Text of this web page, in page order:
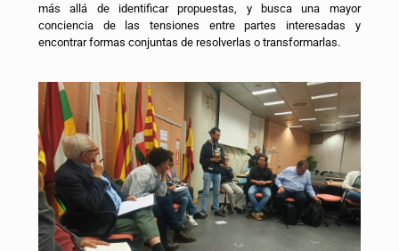
más allá de identificar propuestas, y busca una mayor
conciencia de las tensiones entre partes interesadas y
encontrar formas conjuntas de resolverlas o transformarlas.